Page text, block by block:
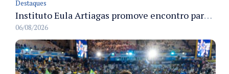
Destaques
Instituto Eula Artiagas promove encontro para discutir melhorias para o bairro Petrópolis
06/08/2026